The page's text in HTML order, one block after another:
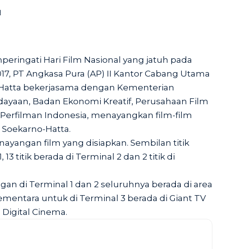
Hari Film Nasional yang jatuh pada
PT Angkasa Pura (AP) II Kantor Cabang Utama
bekerjasama dengan Kementerian
Badan Ekonomi Kreatif, Perusahaan Film
Indonesia, menayangkan film-film
Hatta.
film yang disiapkan. Sembilan titik
13 titik berada di Terminal 2 dan 2 titik di
di Terminal 1 dan 2 seluruhnya berada di area
untuk di Terminal 3 berada di Giant TV
Cinema.